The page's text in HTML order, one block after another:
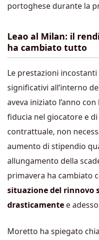
portoghese durante la
Leao al Milan: il
ha cambiato tutto
Le prestazioni
significativi all’interno
aveva iniziato l’anno
fiducia nel giocatore e
contrattuale, non
aumento di stipendio
allungamento della
primavera ha cambiato
situazione del rinnovo
drasticamente e
Moretto ha spiegato